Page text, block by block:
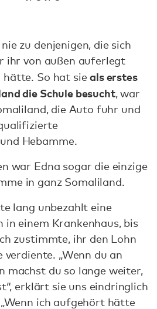
zu denjenigen, die sich
ihr von außen auferlegt
hätte. So hat sieals erstes
die Schule besucht, war
die Auto fuhr und
Hebamme.
war Edna sogar die einzige
in ganz Somaliland.
lang unbezahlt eine
einem Krankenhaus, bis
zustimmte, ihr den Lohn
verdiente. „Wenn du an
machst du so lange weiter,
erklärt sie uns eindringlich
ich aufgehört hätte